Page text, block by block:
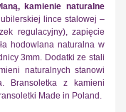
kamienie naturalne
lince stalowej –
regulacyjny), zapięcie
hodowlana naturalna w
3mm. Dodatki ze stali
naturalnych stanowi
Bransoletka z kamieni
Made in Poland.